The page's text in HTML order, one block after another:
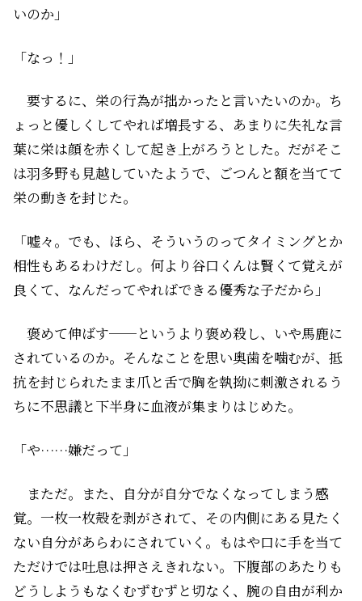
いのか」
「なっ！」
要するに、栄の行為が拙かったと言いたいのか。ち
ょっと優しくしてやれば増長する、あまりに失礼な言
葉に栄は顔を赤くして起き上がろうとした。だがそこ
は羽多野も見越していたようで、ごつんと額を当てて
栄の動きを封じた。
「嘘々。でも、ほら、そういうのってタイミングとか
相性もあるわけだし。何より谷口くんは賢くて覚えが
良くて、なんだってやればできる優秀な子だから」
褒めて伸ばす──というより褒め殺し、いや馬鹿に
されているのか。そんなことを思い奥歯を噛むが、抵
抗を封じられたまま爪と舌で胸を執拗に刺激されるう
ちに不思議と下半身に血液が集まりはじめた。
「や……嫌だって」
まただ。また、自分が自分でなくなってしまう感
覚。一枚一枚殻を剥がされて、その内側にある見たく
ない自分があらわにされていく。もはや口に手を当て
ただけでは吐息は押さえきれない。下腹部のあたりも
どうしようもなくむずむずと切なく、腕の自由が利か